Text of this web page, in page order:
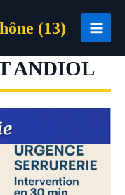
(13)
ANDIOL